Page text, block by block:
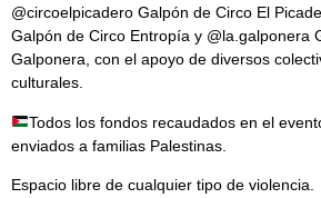
@circoelpicadero Galpón de Circo El
Galpón de Circo Entropía y @la.galponera
Galponera, con el apoyo de diversos
culturales.
Todos los fondos recaudados en el
enviados a familias Palestinas.
Espacio libre de cualquier tipo de violencia.